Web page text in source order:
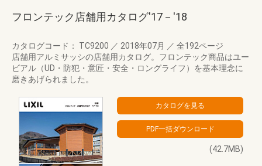
フロンテック店舗用カタログ'17－'18
カタログコード： TC9200 ／ 2018年07月 ／ 全192ページ
店舗用アルミサッシの店舗用カタログ。フロンテック商品はユー
ビアル（UD・防犯・意匠・安全・ロングライフ）を基本理念に
磨きあげられました。
(42.7MB)